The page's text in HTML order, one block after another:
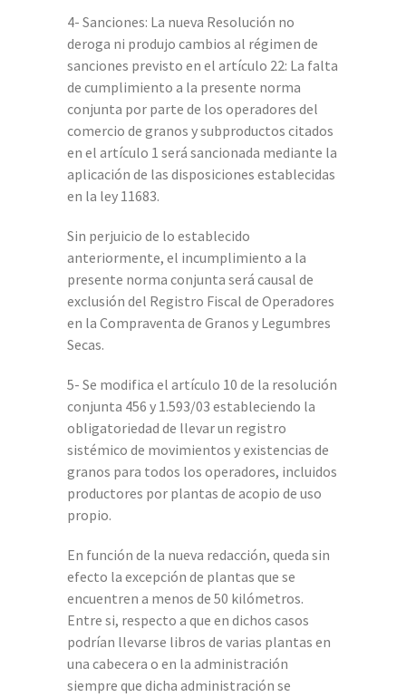
4- Sanciones: La nueva Resolución no
deroga ni produjo cambios al régimen de
sanciones previsto en el artículo 22: La falta
de cumplimiento a la presente norma
conjunta por parte de los operadores del
comercio de granos y subproductos citados
en el artículo 1 será sancionada mediante la
aplicación de las disposiciones establecidas
en la ley 11683.
Sin perjuicio de lo establecido
anteriormente, el incumplimiento a la
presente norma conjunta será causal de
exclusión del Registro Fiscal de Operadores
en la Compraventa de Granos y Legumbres
Secas.
5- Se modifica el artículo 10 de la resolución
conjunta 456 y 1.593/03 estableciendo la
obligatoriedad de llevar un registro
sistémico de movimientos y existencias de
granos para todos los operadores, incluidos
productores por plantas de acopio de uso
propio.
En función de la nueva redacción, queda sin
efecto la excepción de plantas que se
encuentren a menos de 50 kilómetros.
Entre si, respecto a que en dichos casos
podrían llevarse libros de varias plantas en
una cabecera o en la administración
siempre que dicha administración se